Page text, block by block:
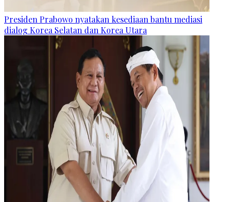
Presiden Prabowo nyatakan kesediaan bantu mediasi
dialog Korea Selatan dan Korea Utara